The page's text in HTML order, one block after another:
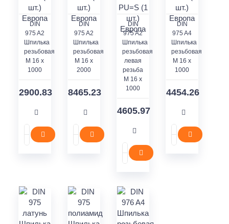
DIN
975 A2
Шпилька
резьбовая
M 16 x
1000
2900.83
DIN
975 A2
Шпилька
резьбовая
M 16 x
2000
8465.23
DIN
975 A2
Шпилька
резьбовая
левая
резьба
M 16 x
1000
4605.97
DIN
975 A4
Шпилька
резьбовая
M 16 x
1000
4454.26